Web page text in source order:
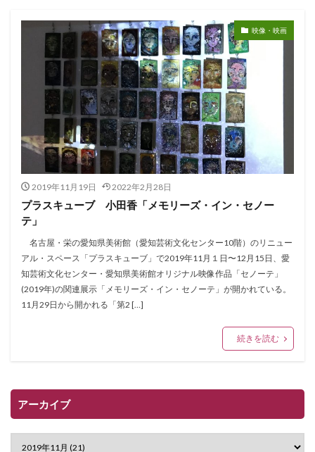
映像・映画
2019年11月19日 2022年2月28日
プラスキューブ 小田香「メモリーズ・イン・セノー
テ」
名古屋・栄の愛知県美術館（愛知芸術文化センター10階）のリニュー
アル・スペース「プラスキューブ」で2019年11月１日〜12月15日、愛
知芸術文化センター・愛知県美術館オリジナル映像作品「セノーテ」
(2019年)の関連展示「メモリーズ・イン・セノーテ」が開かれている。
11月29日から開かれる「第2 […]
続きを読む
アーカイブ